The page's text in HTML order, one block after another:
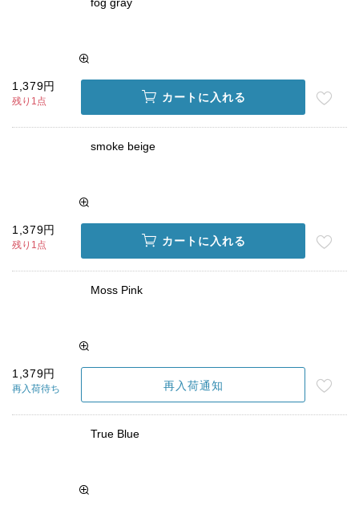
fog gray
1,379円
残り1点 カートに入れる
smoke beige
1,379円
残り1点 カートに入れる
Moss Pink
1,379円
再入荷待ち 再入荷通知
True Blue